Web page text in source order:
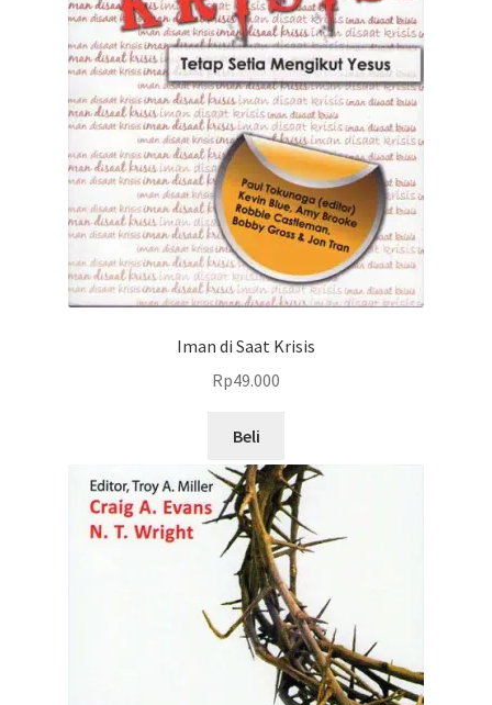
Iman di Saat Krisis
Rp49.000
Beli